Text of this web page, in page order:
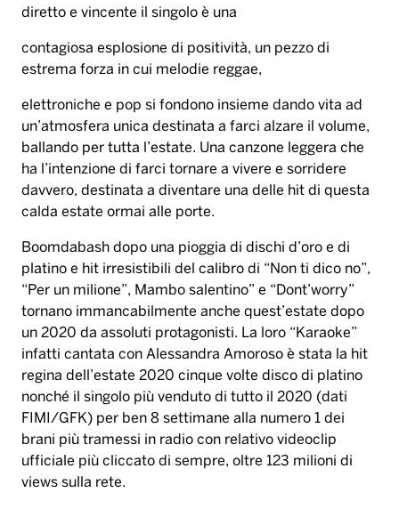
diretto e vincente il singolo è una
contagiosa esplosione di positività, un pezzo di
estrema forza in cui melodie reggae,
elettroniche e pop si fondono insieme dando vita ad
un’atmosfera unica destinata a farci alzare il volume,
ballando per tutta l’estate. Una canzone leggera che
ha l’intenzione di farci tornare a vivere e sorridere
davvero, destinata a diventare una delle hit di questa
calda estate ormai alle porte.
Boomdabash dopo una pioggia di dischi d’oro e di
platino e hit irresistibili del calibro di “Non ti dico no”,
“Per un milione”, Mambo salentino” e “Dont’worry”
tornano immancabilmente anche quest’estate dopo
un 2020 da assoluti protagonisti. La loro “Karaoke”
infatti cantata con Alessandra Amoroso è stata la hit
regina dell’estate 2020 cinque volte disco di platino
nonché il singolo più venduto di tutto il 2020 (dati
FIMI/GFK) per ben 8 settimane alla numero 1 dei
brani più tramessi in radio con relativo videoclip
ufficiale più cliccato di sempre, oltre 123 milioni di
views sulla rete.